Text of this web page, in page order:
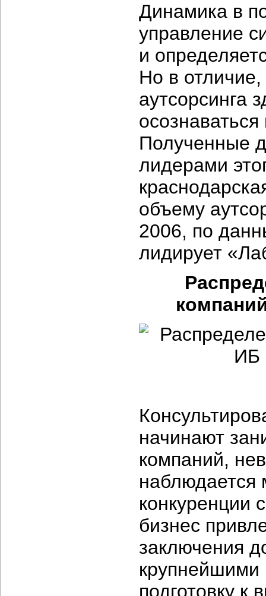
Динамика в
управление
и
Но в
аутсорсинга
Полученные
лидерами
объему
2006, по
лидирует
начинают
компаний,
наблюдается
конкуренции
бизнес
заключения
крупнейшими
подготовку к